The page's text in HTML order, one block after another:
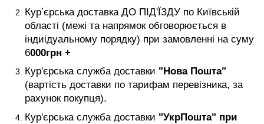
Курʼєрська доставка ДО ПІД'ЇЗДУ по Київській
області (межі та напрямок обговорюється в
індиідуальному порядку) при замовленні на суму
6000грн +
Кур'єрська служба доставки "Нова Пошта"
(вартість доставки по тарифам перевізника, за
рахунок покупця).
Кур'єрська служба доставки "УкрПошта" при